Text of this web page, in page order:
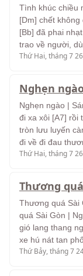
Tình khúc chiều
[Dm] chết
[Bb] đã phai
trao về người,
Thứ Hai, tháng 7
Nghẹn
Nghẹn ngào |
đi xa xôi [A7] rồi
tròn lưu luyến
đi về đi đau
Thứ Hai, tháng 7
Thương
Thương quá Sài
quá Sài Gòn |
gió lang thang
xe hú nát tan
Thứ Bảy, tháng 7